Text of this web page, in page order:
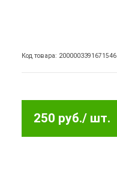
Код товара: 2000003391671546
250 руб./ шт.